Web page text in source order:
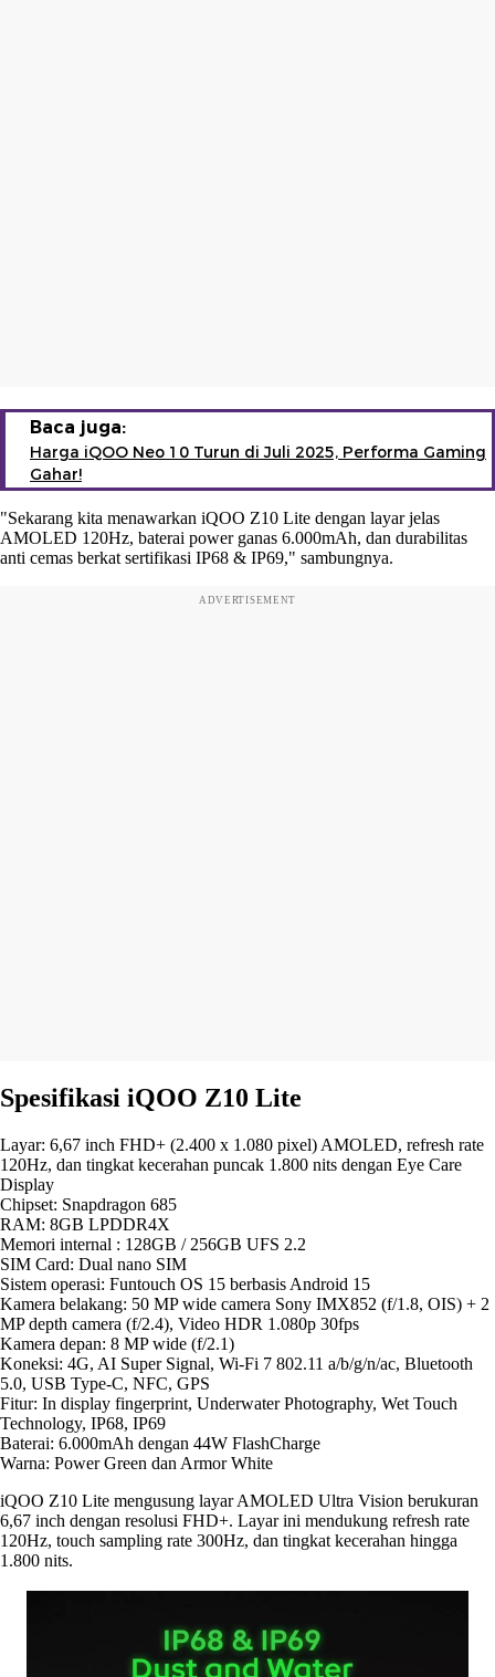
Baca juga:
Harga iQOO Neo 10 Turun di Juli 2025, Performa Gaming
Gahar!
"Sekarang kita menawarkan iQOO Z10 Lite dengan layar jelas
AMOLED 120Hz, baterai power ganas 6.000mAh, dan durabilitas
anti cemas berkat sertifikasi IP68 & IP69," sambungnya.
ADVERTISEMENT
Spesifikasi iQOO Z10 Lite
Layar: 6,67 inch FHD+ (2.400 x 1.080 pixel) AMOLED, refresh rate
120Hz, dan tingkat kecerahan puncak 1.800 nits dengan Eye Care
Display
Chipset: Snapdragon 685
RAM: 8GB LPDDR4X
Memori internal : 128GB / 256GB UFS 2.2
SIM Card: Dual nano SIM
Sistem operasi: Funtouch OS 15 berbasis Android 15
Kamera belakang: 50 MP wide camera Sony IMX852 (f/1.8, OIS) + 2
MP depth camera (f/2.4), Video HDR 1.080p 30fps
Kamera depan: 8 MP wide (f/2.1)
Koneksi: 4G, AI Super Signal, Wi-Fi 7 802.11 a/b/g/n/ac, Bluetooth
5.0, USB Type-C, NFC, GPS
Fitur: In display fingerprint, Underwater Photography, Wet Touch
Technology, IP68, IP69
Baterai: 6.000mAh dengan 44W FlashCharge
Warna: Power Green dan Armor White
iQOO Z10 Lite mengusung layar AMOLED Ultra Vision berukuran
6,67 inch dengan resolusi FHD+. Layar ini mendukung refresh rate
120Hz, touch sampling rate 300Hz, dan tingkat kecerahan hingga
1.800 nits.